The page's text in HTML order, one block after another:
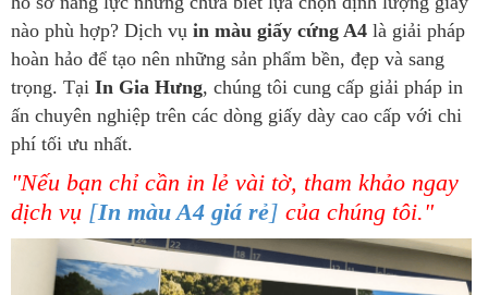
nào phù hợp? Dịch vụ in màu giấy cứng A4 là giải pháp
hoàn hảo để tạo nên những sản phẩm bền, đẹp và sang
trọng. Tại In Gia Hưng, chúng tôi cung cấp giải pháp in
ấn chuyên nghiệp trên các dòng giấy dày cao cấp với chi
phí tối ưu nhất.
"Nếu bạn chỉ cần in lẻ vài tờ, tham khảo ngay
dịch vụ [In màu A4 giá rẻ] của chúng tôi."